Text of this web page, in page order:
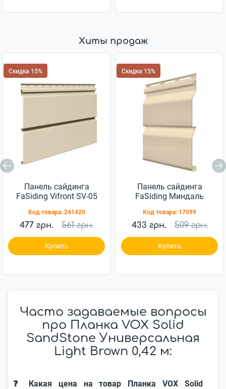
Хиты продаж
Скидка 15%
Панель сайдинга
FaSiding Vifront SV-05
Код товара: 241420
477 грн. 561 грн.
Купить
Скидка 15%
Панель сайдинга
FaSiding Миндаль
Код товара: 17099
433 грн. 509 грн.
Купить
Часто задаваемые вопросы
про Планка VOX Solid
SandStone Универсальная
Light Brown 0,42 м:
❓ Какая цена на товар Планка VOX Solid